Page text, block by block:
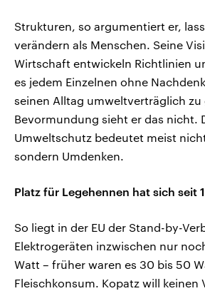
Strukturen, so argumentiert er,
verändern als Menschen. Seine
Wirtschaft entwickeln Richtlinien
es jedem Einzelnen ohne
seinen Alltag umweltverträglich zu
Bevormundung sieht er das nicht.
Umweltschutz bedeutet meist
sondern Umdenken.
Platz für Legehennen hat sich seit
So liegt in der EU der Stand-by-
Elektrogeräten inzwischen nur
Watt – früher waren es 30 bis 50
Fleischkonsum. Kopatz will keinen